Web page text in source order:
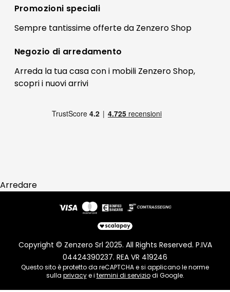
Preferenze Cookies
Termini e condizioni
Contatti
FAQ
Pagamenti
Registrati
Il mio account
Promozioni speciali
Sempre tantissimeofferteda Zenzero Shop
Negozio di arredamento
Arreda la tua casa con i mobili Zenzero Shop,
scopri i nuovi arrivi
Arredare
Copyright © Zenzero Srl 2025. All Rights Reserved. P.IVA
04424390237. REA VR 419246
Questo sito è protetto da reCAPTCHA e si applicano le norme
sulla privacye i termini di serviziodi Google.